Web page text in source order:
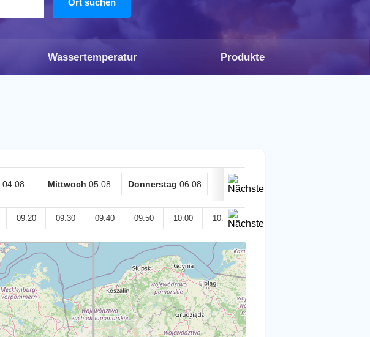
Wassertemperatur Produkte
04.08 Mittwoch 05.08 Donnerstag 06.08 Heute 07.08
09:20 09:30 09:40 09:50 10:00 10:10 10:20